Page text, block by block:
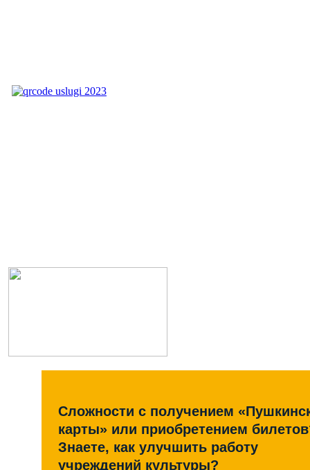
Сложности с получением
карты» или приобретением
Знаете, как улучшить работу
учреждений культуры?